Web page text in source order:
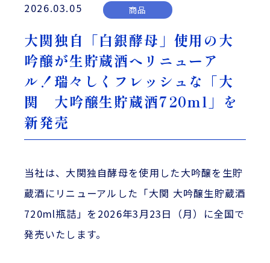
2026.03.05 商品
大関独自「白銀酵母」使用の大
吟醸が生貯蔵酒へリニューア
ル！瑞々しくフレッシュな「大
関 大吟醸生貯蔵酒720ml」を
新発売
当社は、大関独自酵母を使用した大吟醸を生貯
蔵酒にリニューアルした「大関 大吟醸生貯蔵酒
720ml瓶詰」を2026年3月23日（月）に全国で
発売いたします。